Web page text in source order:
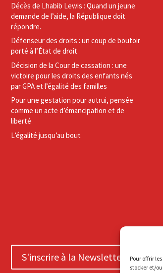
Pour offrir
stocker et/
Décès de Lhabib Lewis : Quand un jeune
demande de l’aide, la République doit
répondre.
Défenseur des droits : un coup de boutoir
porté à l’État de droit
Décision de la Cour de cassation : une
victoire pour les droits des enfants nés
par GPA et l’égalité des familles
Pour une gestation pour autrui, pensée
comme un acte d’émancipation et de
liberté
L’égalité jusqu’au bout
S'inscrire à la Newsletter